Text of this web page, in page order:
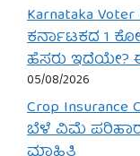
Karnataka
ಕರ್ನಾಟಕದ 1
ಹೆಸರು ಇದೆಯೇ?
05/08/2026
Crop Insurance
ಬೆಳೆ ವಿಮೆ